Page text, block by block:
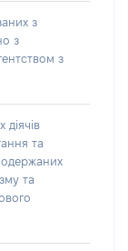
з
з
з
та
одержаних
та